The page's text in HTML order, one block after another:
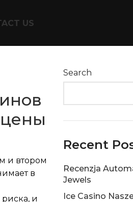
US
и втором
в
и
Search
Recent
Recenzja
Jewels
Ice Casino